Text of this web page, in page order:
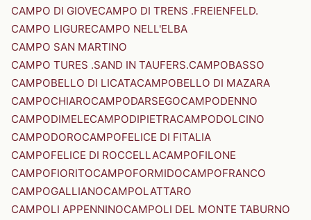
CAMPO DI GIOVECAMPO DI TRENS .FREIENFELD.
CAMPO LIGURECAMPO NELL'ELBA
CAMPO SAN MARTINO
CAMPO TURES .SAND IN TAUFERS.CAMPOBASSO
CAMPOBELLO DI LICATACAMPOBELLO DI MAZARA
CAMPOCHIAROCAMPODARSEGOCAMPODENNO
CAMPODIMELECAMPODIPIETRACAMPODOLCINO
CAMPODOROCAMPOFELICE DI FITALIA
CAMPOFELICE DI ROCCELLACAMPOFILONE
CAMPOFIORITOCAMPOFORMIDOCAMPOFRANCO
CAMPOGALLIANOCAMPOLATTARO
CAMPOLI APPENNINOCAMPOLI DEL MONTE TABURNO